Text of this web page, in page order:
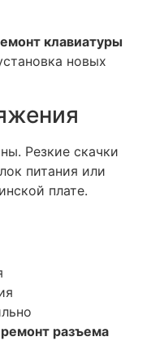
клавиатуры
новых
Резкие скачки
питания или
плате.
ремонт разъема